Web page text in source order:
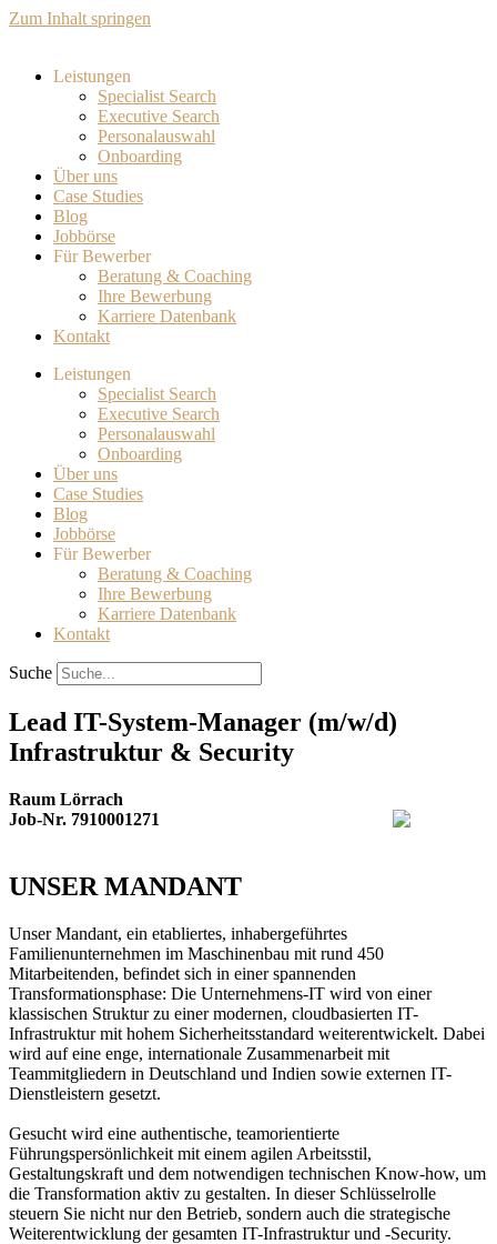
Zum Inhalt springen
Leistungen
Specialist Search
Executive Search
Personalauswahl
Onboarding
Über uns
Case Studies
Blog
Jobbörse
Für Bewerber
Beratung & Coaching
Ihre Bewerbung
Karriere Datenbank
Kontakt
Leistungen
Specialist Search
Executive Search
Personalauswahl
Onboarding
Über uns
Case Studies
Blog
Jobbörse
Für Bewerber
Beratung & Coaching
Ihre Bewerbung
Karriere Datenbank
Kontakt
Suche
Lead IT-System-Manager (m/w/d)
Infrastruktur & Security
Raum Lörrach
Job-Nr. 7910001271
UNSER MANDANT
Unser Mandant, ein etabliertes, inhabergeführtes
Familienunternehmen im Maschinenbau mit rund 450
Mitarbeitenden, befindet sich in einer spannenden
Transformationsphase: Die Unternehmens-IT wird von einer
klassischen Struktur zu einer modernen, cloudbasierten IT-
Infrastruktur mit hohem Sicherheitsstandard weiterentwickelt. Dabei
wird auf eine enge, internationale Zusammenarbeit mit
Teammitgliedern in Deutschland und Indien sowie externen IT-
Dienstleistern gesetzt.
Gesucht wird eine authentische, teamorientierte
Führungspersönlichkeit mit einem agilen Arbeitsstil,
Gestaltungskraft und dem notwendigen technischen Know-how, um
die Transformation aktiv zu gestalten. In dieser Schlüsselrolle
steuern Sie nicht nur den Betrieb, sondern auch die strategische
Weiterentwicklung der gesamten IT-Infrastruktur und -Security.